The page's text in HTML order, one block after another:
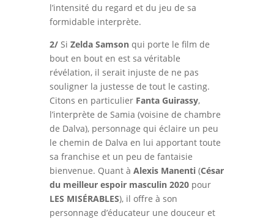
l’intensité du regard et du jeu de sa
formidable interprète.
2/Si Zelda Samsonqui porte le film de
bout en bout en est sa véritable
révélation, il serait injuste de ne pas
souligner la justesse de tout le casting.
Citons en particulierFanta Guirassy,
l’interprète de Samia (voisine de chambre
de Dalva), personnage qui éclaire un peu
le chemin de Dalva en lui apportant toute
sa franchise et un peu de fantaisie
bienvenue. Quant à Alexis Manenti(César
du meilleur espoir masculin 2020pour
LES MISÉRABLES), il offre à son
personnage d’éducateur une douceur et